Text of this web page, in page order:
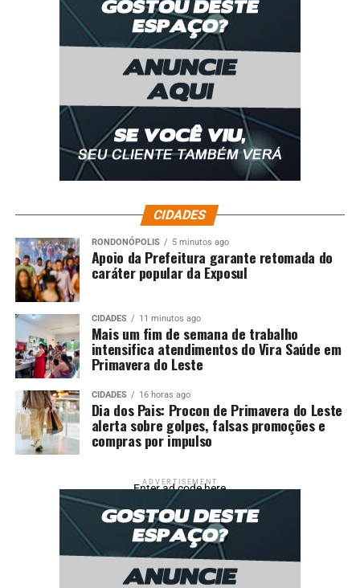
CIDADES
RONDONÓPOLIS 5 minutos ago
Apoio da Prefeitura garante retomada do
caráter popular da Exposul
CIDADES 11 minutos ago
Mais um fim de semana de trabalho
intensifica atendimentos do Vira Saúde em
Primavera do Leste
CIDADES 16 horas ago
Dia dos Pais: Procon de Primavera do Leste
alerta sobre golpes, falsas promoções e
compras por impulso
ADVERTISEMENT
Enter ad code here